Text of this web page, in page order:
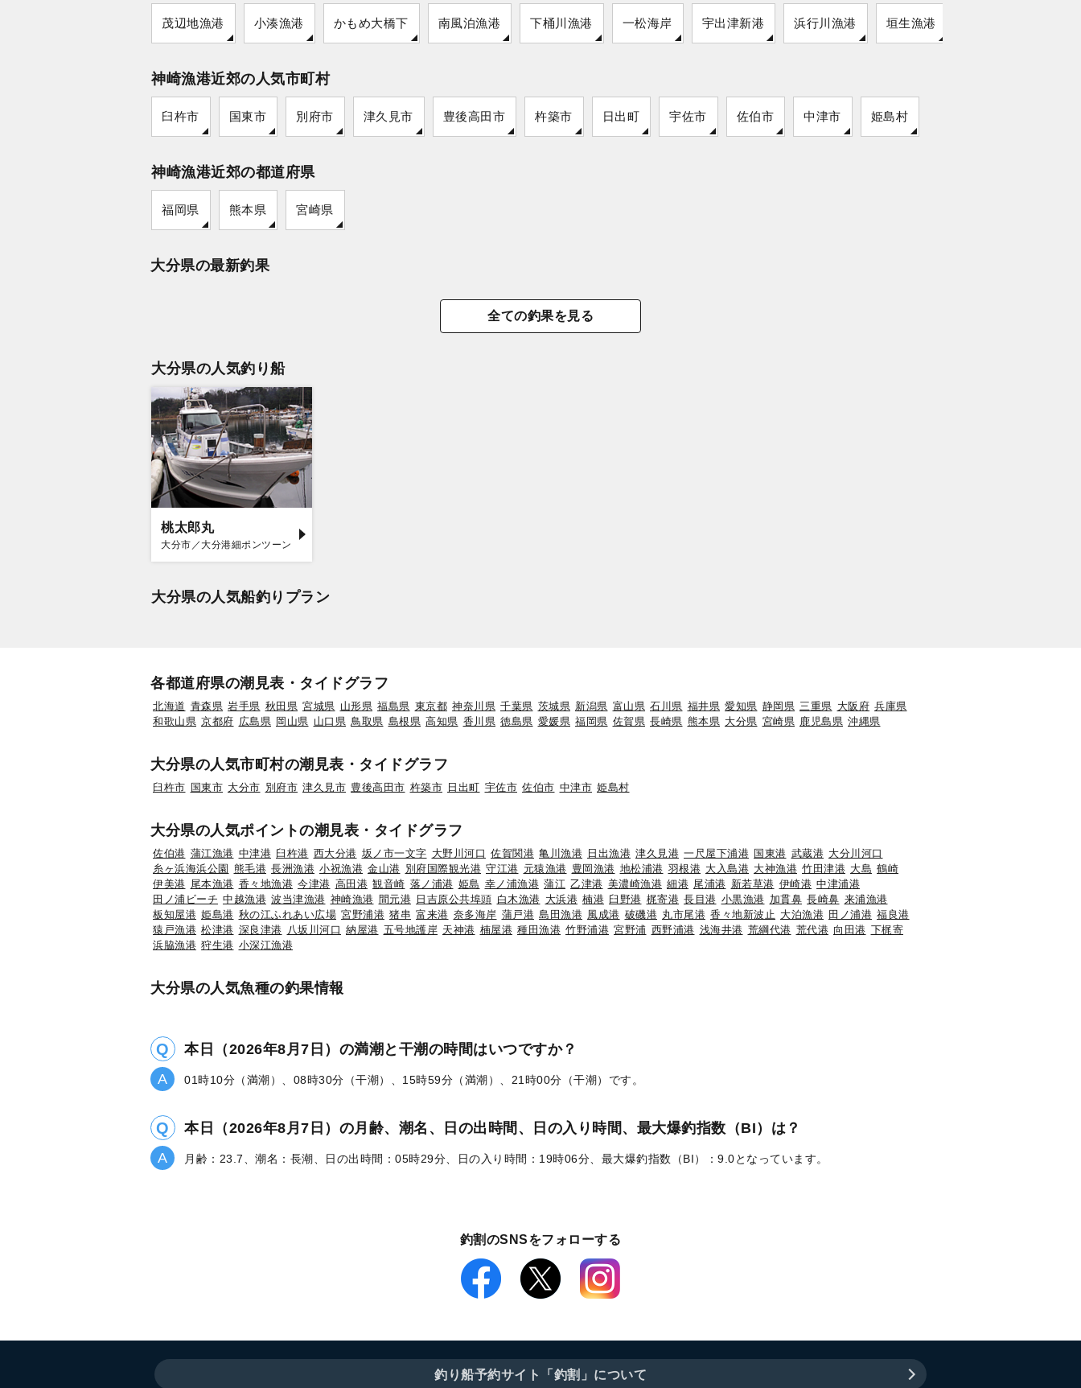
茂辺地漁港 小湊漁港 かもめ大橋下 南風泊漁港 下桶川漁港 一松海岸 宇出津新港 浜行川漁港 垣生漁港
神崎漁港近郊の人気市町村
臼杵市 国東市 別府市 津久見市 豊後高田市 杵築市 日出町 宇佐市 佐伯市 中津市 姫島村
神崎漁港近郊の都道府県
福岡県 熊本県 宮崎県
大分県の最新釣果
全ての釣果を見る
大分県の人気釣り船
桃太郎丸
大分市／大分港細ポンツーン
大分県の人気船釣りプラン
各都道府県の潮見表・タイドグラフ
北海道 青森県 岩手県 秋田県 宮城県 山形県 福島県 東京都 神奈川県 千葉県 茨城県 新潟県 富山県 石川県 福井県 愛知県 静岡県 三重県 大阪府 兵庫県
和歌山県 京都府 広島県 岡山県 山口県 鳥取県 島根県 高知県 香川県 徳島県 愛媛県 福岡県 佐賀県 長崎県 熊本県 大分県 宮崎県 鹿児島県 沖縄県
大分県の人気市町村の潮見表・タイドグラフ
臼杵市 国東市 大分市 別府市 津久見市 豊後高田市 杵築市 日出町 宇佐市 佐伯市 中津市 姫島村
大分県の人気ポイントの潮見表・タイドグラフ
佐伯港 蒲江漁港 中津港 臼杵港 西大分港 坂ノ市一文字 大野川河口 佐賀関港 亀川漁港 日出漁港 津久見港 一尺屋下浦港 国東港 武蔵港 大分川河口
糸ヶ浜海浜公園 熊毛港 長洲漁港 小祝漁港 金山港 別府国際観光港 守江港 元猿漁港 豊岡漁港 地松浦港 羽根港 大入島港 大神漁港 竹田津港 大島 鶴崎
伊美港 尾本漁港 香々地漁港 今津港 高田港 観音崎 落ノ浦港 姫島 幸ノ浦漁港 蒲江 乙津港 美濃崎漁港 細港 尾浦港 新若草港 伊崎港 中津浦港
田ノ浦ビーチ 中越漁港 波当津漁港 神崎漁港 間元港 日吉原公共埠頭 白木漁港 大浜港 楠港 臼野港 梶寄港 長目港 小黒漁港 加貫鼻 長崎鼻 来浦漁港
板知屋港 姫島港 秋の江ふれあい広場 宮野浦港 猪串 富来港 奈多海岸 蒲戸港 島田漁港 風成港 破磯港 丸市尾港 香々地新波止 大泊漁港 田ノ浦港 福良港
猿戸漁港 松津港 深良津港 八坂川河口 納屋港 五号地護岸 天神港 楠屋港 種田漁港 竹野浦港 宮野浦 西野浦港 浅海井港 荒綱代港 荒代港 向田港 下梶寄
浜脇漁港 狩生港 小深江漁港
大分県の人気魚種の釣果情報
本日（2026年8月7日）の満潮と干潮の時間はいつですか？
01時10分（満潮）、08時30分（干潮）、15時59分（満潮）、21時00分（干潮）です。
本日（2026年8月7日）の月齢、潮名、日の出時間、日の入り時間、最大爆釣指数（BI）は？
月齢：23.7、潮名：長潮、日の出時間：05時29分、日の入り時間：19時06分、最大爆釣指数（BI）：9.0となっています。
釣割のSNSをフォローする
釣り船予約サイト「釣割」について